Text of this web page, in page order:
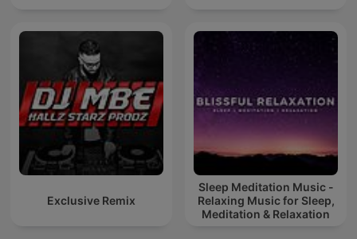
Exclusive Remix
Sleep Meditation Music -
Relaxing Music for Sleep,
Meditation & Relaxation